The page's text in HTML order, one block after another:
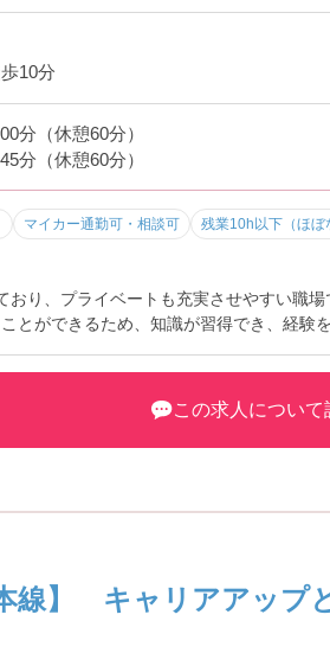
10分
分（休憩60分）
分（休憩60分）
マイカー通勤可・相談可 残業10h以下（ほぼ
り、プライベートも充実させやすい職場
とができるため、知識が習得でき、経験
この求人につい
線】 キャリアアップ